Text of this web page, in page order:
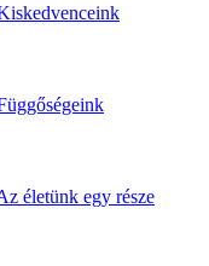
életünk egy része